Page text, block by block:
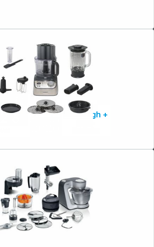
Kenwood FDM72.990SS Multipro XL Weigh +